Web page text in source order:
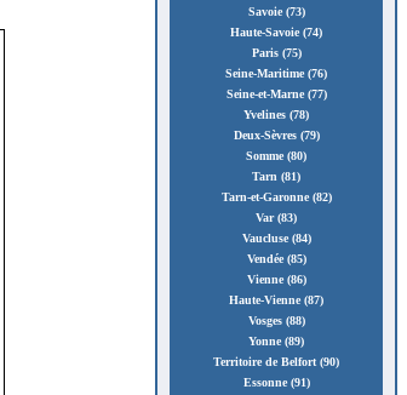
Savoie (73)
Haute-Savoie (74)
Paris (75)
Seine-Maritime (76)
Seine-et-Marne (77)
Yvelines (78)
Deux-Sèvres (79)
Somme (80)
Tarn (81)
Tarn-et-Garonne (82)
Var (83)
Vaucluse (84)
Vendée (85)
Vienne (86)
Haute-Vienne (87)
Vosges (88)
Yonne (89)
Territoire de Belfort (90)
Essonne (91)